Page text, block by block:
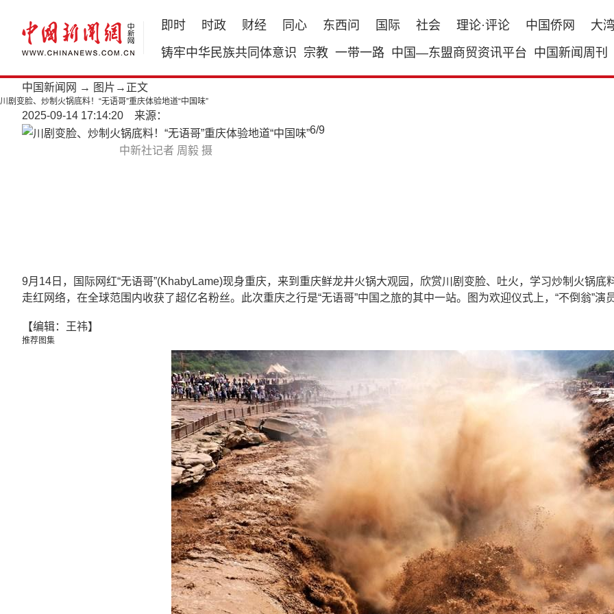
即时 时政 财经 同心 东西问 国际 社会 理论·评论 中国侨网
大
铸牢中华民族共同体意识 宗教 一带一路 中国—东盟商贸资讯平台 中国新闻周刊
中国新闻网 → 图片 →正文
川剧变脸、炒制火锅底料！“无语哥”重庆体验地道“中国味”
2025-09-14 17:14:20 来源：
中新社记者 周毅 摄
6/9
9月14日，国际网红“无语哥”(KhabyLame)现身重庆，来到重庆鲜龙井火锅大观园，欣赏川剧变脸、吐火，学习炒制火锅底
走红网络，在全球范围内收获了超亿名粉丝。此次重庆之行是“无语哥”中国之旅的其中一站。图为欢迎仪式上，“不倒翁”演
【编辑：王祎】
推荐图集